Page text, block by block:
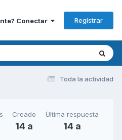
Conectar Registrar
Toda la actividad
Creado
14 a
Última respuesta
14 a